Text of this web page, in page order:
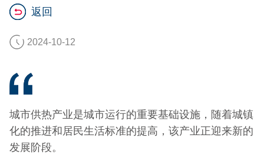
返回
2024-10-12
城市供热产业是城市运行的重要基础设施，随着城镇
化的推进和居民生活标准的提高，该产业正迎来新的
发展阶段。